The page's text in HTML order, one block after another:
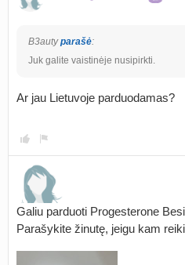
B3autyparašė:
Juk galite vaistinėje nusipirkti.
Ar jau Lietuvoje parduodamas?
Galiu parduoti Progesterone
Parašykite žinutę, jeigu kam